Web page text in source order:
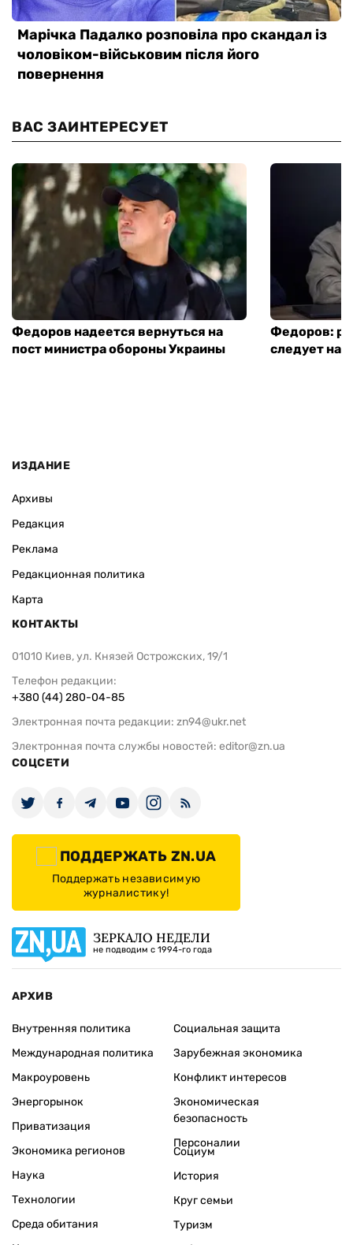
ВАС ЗАИНТЕРЕСУЕТ
Федоров надеется вернуться на
пост министра обороны Украины
Федоров:
следует
ИЗДАНИЕ
Архивы
Редакция
Реклама
Редакционная политика
Карта
КОНТАКТЫ
01010 Киев, ул. Князей Острожских, 19/1
Телефон редакции:
+380 (44) 280-04-85
Электронная почта редакции: zn94@ukr.net
Электронная почта службы новостей: editor@zn.ua
СОЦСЕТИ
ПОДДЕРЖАТЬ ZN.UA
Поддержать независимую
журналистику!
ЗЕРКАЛО НЕДЕЛИ
не подводим с 1994-го года
АРХИВ
Внутренняя политика
Международная политика
Макроуровень
Энергорынок
Приватизация
Экономика регионов
Социальная защита
Зарубежная экономика
Конфликт интересов
Экономическая
безопасность
Персоналии
Наука
Технологии
Среда обитания
Социум
История
Круг семьи
Туризм